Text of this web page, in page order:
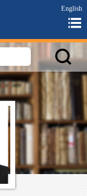
English